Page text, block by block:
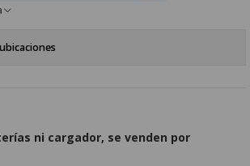
ni cargador, se venden por